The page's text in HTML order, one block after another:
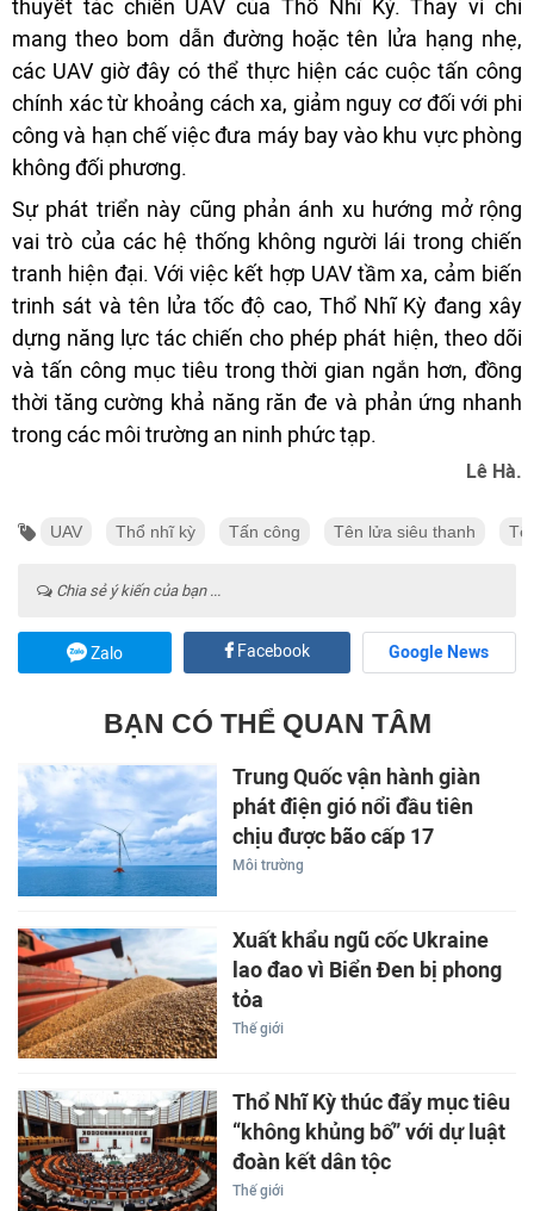
thuyết tác chiến UAV của Thổ Nhĩ Kỳ. Thay vì chỉ
mang theo bom dẫn đường hoặc tên lửa hạng nhẹ,
các UAV giờ đây có thể thực hiện các cuộc tấn công
chính xác từ khoảng cách xa, giảm nguy cơ đối với phi
công và hạn chế việc đưa máy bay vào khu vực phòng
không đối phương.
Sự phát triển này cũng phản ánh xu hướng mở rộng
vai trò của các hệ thống không người lái trong chiến
tranh hiện đại. Với việc kết hợp UAV tầm xa, cảm biến
trinh sát và tên lửa tốc độ cao, Thổ Nhĩ Kỳ đang xây
dựng năng lực tác chiến cho phép phát hiện, theo dõi
và tấn công mục tiêu trong thời gian ngắn hơn, đồng
thời tăng cường khả năng răn đe và phản ứng nhanh
trong các môi trường an ninh phức tạp.
Lê Hà.
UAV Thổ nhĩ kỳ Tấn công Tên lửa siêu thanh
Chia sẻ ý kiến của bạn ...
Zalo Facebook Google News
BẠN CÓ THỂ QUAN TÂM
Trung Quốc vận hành giàn
phát điện gió nổi đầu tiên
chịu được bão cấp 17
Môi trường
Xuất khẩu ngũ cốc Ukraine
lao đao vì Biển Đen bị phong
tỏa
Thế giới
Thổ Nhĩ Kỳ thúc đẩy mục tiêu
“không khủng bố” với dự luật
đoàn kết dân tộc
Thế giới